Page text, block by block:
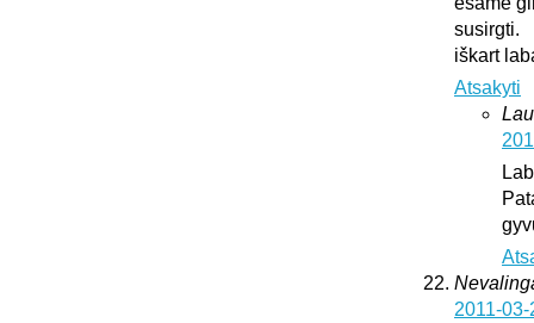
susirgti.
iškart
Atsakyti
2011-